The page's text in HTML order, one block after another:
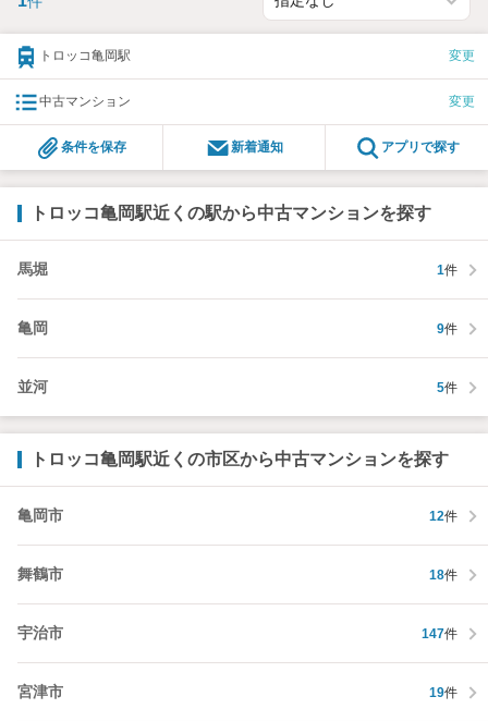
トロッコ亀岡駅 変更
中古マンション 変更
条件を保存 新着通知 アプリで探す
トロッコ亀岡駅近くの駅から中古マンションを探す
馬堀 1件
亀岡 9件
並河 5件
トロッコ亀岡駅近くの市区から中古マンションを探す
亀岡市 12件
舞鶴市 18件
宇治市 147件
宮津市 19件